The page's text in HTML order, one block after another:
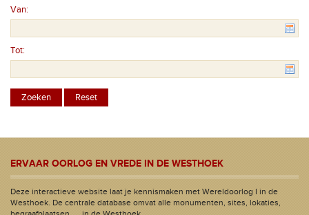
Van:
Tot:
ERVAAR OORLOG EN VREDE IN DE WESTHOEK
Deze interactieve website laat je kennismaken met Wereldoorlog I in de
Westhoek. De centrale database omvat alle monumenten, sites, lokaties,